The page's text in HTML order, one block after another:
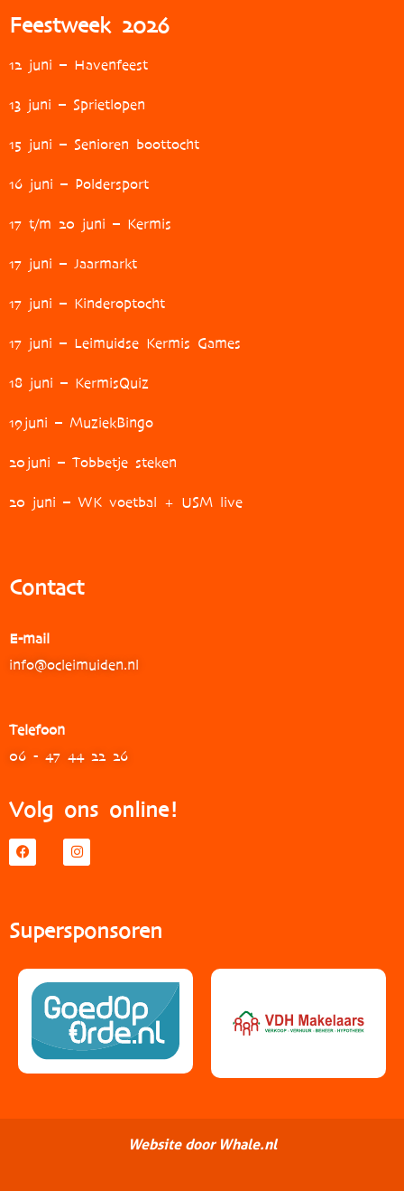
Feestweek 2026
12 juni – Havenfeest
13 juni – Sprietlopen
15 juni – Senioren boottocht
16 juni – Poldersport
17 t/m 20 juni – Kermis
17 juni – Jaarmarkt
17 juni – Kinderoptocht
17 juni – Leimuidse Kermis Games
18 juni – KermisQuiz
19juni – MuziekBingo
20 juni – Tobbetje steken
20 juni – WK voetbal + USM live
Contact
E-mail
info@ocleimuiden.nl
Telefoon
06 - 47 44 22 26
Volg ons online!
Supersponsoren
Website door Whale.nl